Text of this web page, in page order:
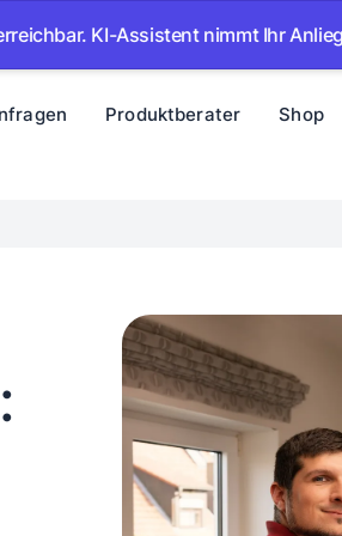
KI-Assistent nimmt Ihr Anliegen auf
Produktberater Shop